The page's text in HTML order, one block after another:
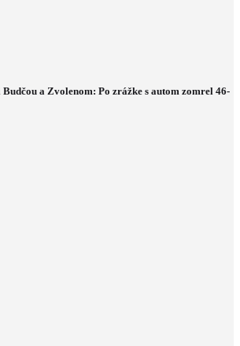
Budčou a Zvolenom: Po zrážke s autom zomrel 46-